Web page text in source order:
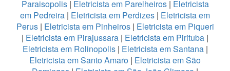
Paraisopolis| Eletricista em Parelheiros| Eletricista
em Pedreira | Eletricista em Perdizes | Eletricista em
Perus| Eletricista em Pinheiros| Eletricista em Piqueri
| Eletricista em Pirajussara | Eletricista em Pirituba |
Eletricista em Rolinopolis| Eletricista em Santana|
Eletricista em Santo Amaro | Eletricista em São